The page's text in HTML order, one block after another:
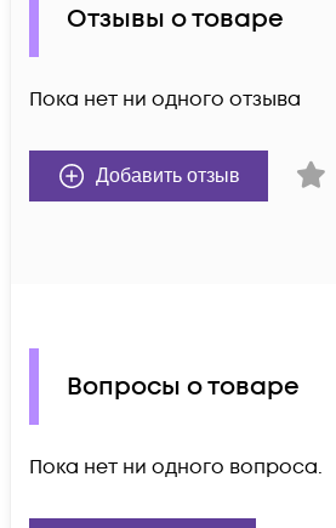
Отзывы о товаре
Пока нет ни одного отзыва
Добавить отзыв
Вопросы о товаре
Пока нет ни одного вопроса.